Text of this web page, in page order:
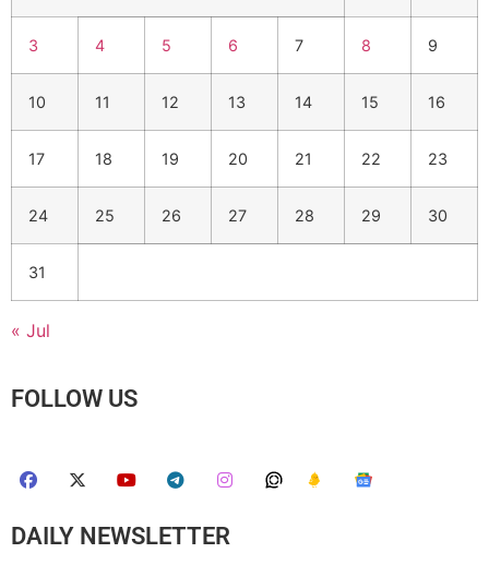
3 4 5 6 7 8 9
10 11 12 13 14 15 16
17 18 19 20 21 22 23
24 25 26 27 28 29 30
31
« Jul
FOLLOW US
DAILY NEWSLETTER